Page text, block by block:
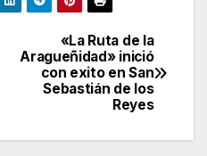
«La Ruta de la
Aragueñidad» inició
con exito en San
Sebastián de los
Reyes